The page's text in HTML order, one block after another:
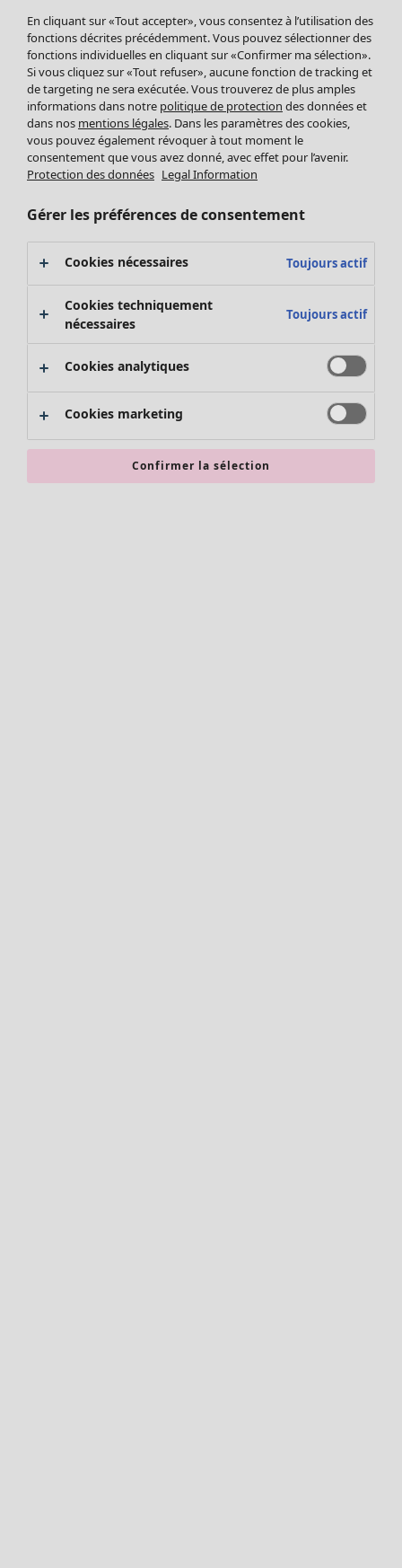
Leggings et collants
Accessoires
Chaussures
Vêtements de bain
Basics
Soldes Mobilier
Bonnes affaires déco
Décoration
Textiles
Tapis
Éponge
Promos SOLDES
Les promos de Gudrun Sjödén
Nouvel arrivage
Bonnes affaires en soldes - jusqu'à -70
En cliquant sur «Tout accepter», vous consentez à l’utilisation des
fonctions décrites précédemment. Vous pouvez sélectionner des
fonctions individuelles en cliquant sur «Confirmer ma sélection».
Si vous cliquez sur «Tout refuser», aucune fonction de tracking et
de targeting ne sera exécutée. Vous trouverez de plus amples
informations dans notre politique de protection des données et
dans nos mentions légales. Dans les paramètres des cookies,
vous pouvez également révoquer à tout moment le
consentement que vous avez donné, avec effet pour l’avenir.
Protection des données Legal Information
Gérer les préférences de consentement
Cookies nécessaires Toujours actif
Cookies techniquement
nécessaires
Toujours actif
Cookies analytiques
Cookies marketing
Confirmer la sélection